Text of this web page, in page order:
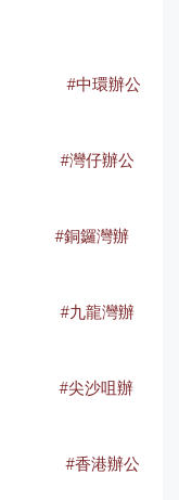
#中環辦公
#灣仔辦公
#銅鑼灣辦
#九龍灣辦
#尖沙咀辦
#香港辦公